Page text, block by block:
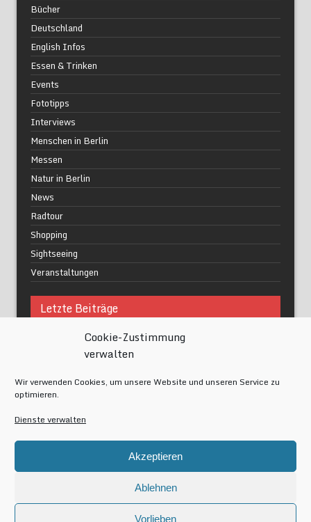
Cookie-Zustimmung
verwalten
Wir verwenden Cookies, um unsere Website und unseren Service zu
optimieren.
Dienste verwalten
Akzeptieren
Ablehnen
Vorlieben
Bücher
Deutschland
English Infos
Essen & Trinken
Events
Fototipps
Interviews
Menschen in Berlin
Messen
Natur in Berlin
News
Radtour
Shopping
Sightseeing
Veranstaltungen
Letzte Beiträge
Was macht urbane Lebensqualität wirklich aus?
Grüne Oasen in Berlin
Festival of Lights Berlin 2024
Gesund schlafen im modernen Alltag
WordPress.org